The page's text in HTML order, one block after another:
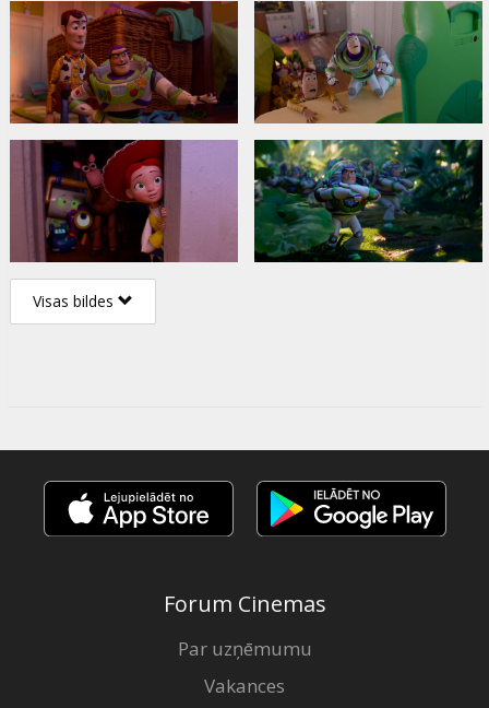
Visas bildes
Forum Cinemas
Par uzņēmumu
Vakances